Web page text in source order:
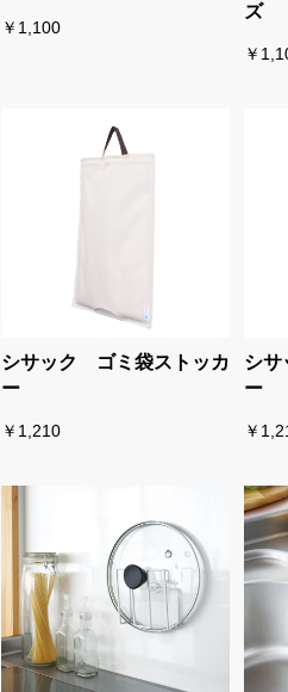
￥1,100
ズ
￥
シサック ゴミ袋ストッカ
ー
￥1,210
シ
ー
￥